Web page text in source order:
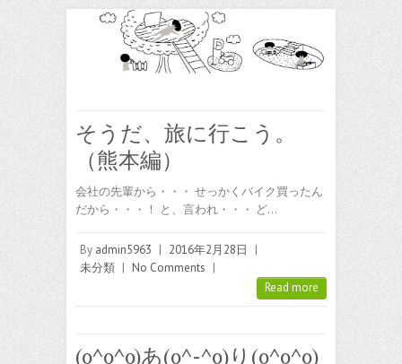
そうだ、旅に行こう。
（熊本編）
会社の先輩から・・・ せっかくバイク買ったん
だから・・・！ と、言われ・・・ ど…
By admin5963 | 2016年2月28日
|
未分類 | No Comments |
Read more
(o^o^o)あ(o^-^o)り(o^o^o)